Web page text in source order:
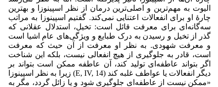
الیوت به مهم‌ترین و اصلی‌ترین درمان از نظر اسپینوزا و بهترین
چارۀ او برای انفعالات اعتنایی نمی‌‌کند. گفتیم اسپینوزا به مراتب
سه‌گانه‌ای برای معرفت قائل است: تخیل، استدلال عقلانی که
گذر از تخیل و رسیدن به درک طبایع و ویژگی‌های عام اشیا است
و معرفت شهودی. به نظر او معرفت از آن حیث که معرفت
است، قادر به جلوگیری از هیچ انفعالی نیست، بلکه این شناخت
اگر بتواند عاطفه‌ای تولید کند، آن عاطفه ممکن است بتواند بر
دیگر انفعالات یا عواطف غلبه کند (E, IV, 14) زیرا به نظر اسپینوزا
«ممکن نیست از عاطفه‌ای جلوگیری شود و یا زائل گردد، مگر به